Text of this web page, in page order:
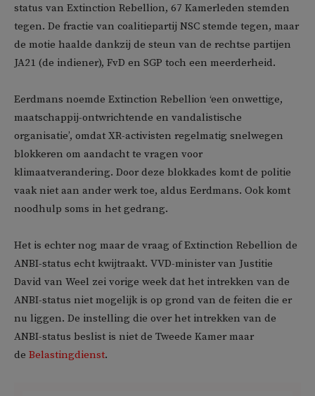
status van Extinction Rebellion, 67 Kamerleden stemden
tegen. De fractie van coalitiepartij NSC stemde tegen, maar
de motie haalde dankzij de steun van de rechtse partijen
JA21 (de indiener), FvD en SGP toch een meerderheid.
Eerdmans noemde Extinction Rebellion ‘een onwettige,
maatschappij-ontwrichtende en vandalistische
organisatie’, omdat XR-activisten regelmatig snelwegen
blokkeren om aandacht te vragen voor
klimaatverandering. Door deze blokkades komt de politie
vaak niet aan ander werk toe, aldus Eerdmans. Ook komt
noodhulp soms in het gedrang.
Het is echter nog maar de vraag of Extinction Rebellion de
ANBI-status echt kwijtraakt. VVD-minister van Justitie
David van Weel zei vorige week dat het intrekken van de
ANBI-status niet mogelijk is op grond van de feiten die er
nu liggen. De instelling die over het intrekken van de
ANBI-status beslist is niet de Tweede Kamer maar
de Belastingdienst.